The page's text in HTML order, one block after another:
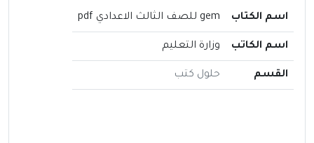
اسم الكتاب gem للصف الثالث الاعدادي pdf
اسم الكاتب وزارة التعليم
القسم حلول كتب